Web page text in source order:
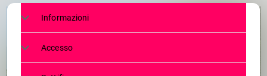
Informazioni
Accesso